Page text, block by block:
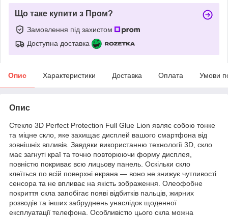
Що таке купити з Пром?
Замовлення під захистом
Доступна доставка
Опис Характеристики Доставка Оплата Умови
Опис
Стекло 3D Perfect Protection Full Glue Lion являє собою тонке
та міцне скло, яке захищає дисплей вашого смартфона від
зовнішніх впливів. Завдяки використанню технології 3D, скло
має загнуті краї та точно повторюючи форму дисплея,
повністю покриває всю лицьову панель. Оскільки скло
клеїться по всій поверхні екрана — воно не знижує чутливості
сенсора та не впливає на якість зображення. Олеофобне
покриття скла запобігає появі відбитків пальців, жирних
розводів та інших забруднень унаслідок щоденної
експлуатації телефона. Особливістю цього скла можна